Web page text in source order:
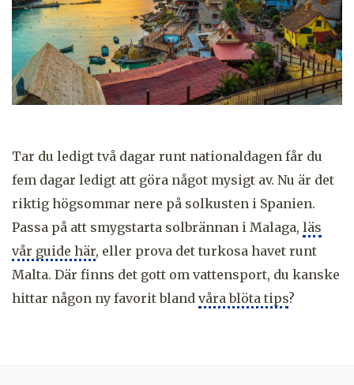
Tar du ledigt två dagar runt nationaldagen får du
fem dagar ledigt att göra något mysigt av. Nu är det
riktig högsommar nere på solkusten i Spanien.
Passa på att smygstarta solbrännan i Malaga, läs
vår guide här, eller prova det turkosa havet runt
Malta. Där finns det gott om vattensport, du kanske
hittar någon ny favorit bland våra blöta tips?